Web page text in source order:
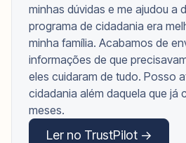
minhas dúvidas e me ajudou a
programa de cidadania era
minha família. Acabamos de
informações de que
eles cuidaram de tudo. Posso
cidadania além daquela que já
meses.
Ler no TrustPilot ->